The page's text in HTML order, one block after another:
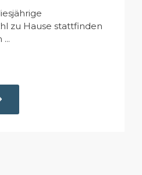
zu Hause stattfinden